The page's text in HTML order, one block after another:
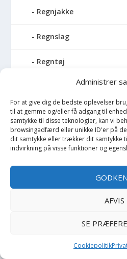
Administrer
For at give dig de bedste oplevelser
til at gemme og/eller få adgang til
samtykke til disse teknologier, kan vi
browsingadfærd eller unikke ID'er på
dit samtykke eller trækker dit samtykke
indvirkning på visse funktioner og
AFVIS
SE
Cookiepolitik
Regnjakke
Regnslag
Regntøj
Rulleskøjter
Rygsæk
Sandal